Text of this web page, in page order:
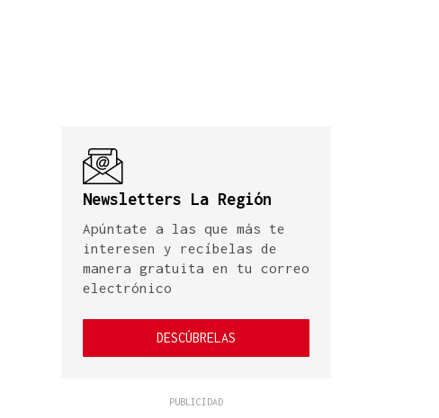
Newsletters La Región
Apúntate a las que más te
interesen y recíbelas de
manera gratuita en tu correo
electrónico
DESCÚBRELAS